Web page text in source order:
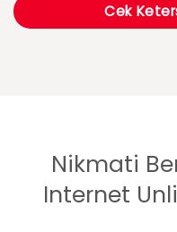
Cek
Nikmati
Internet